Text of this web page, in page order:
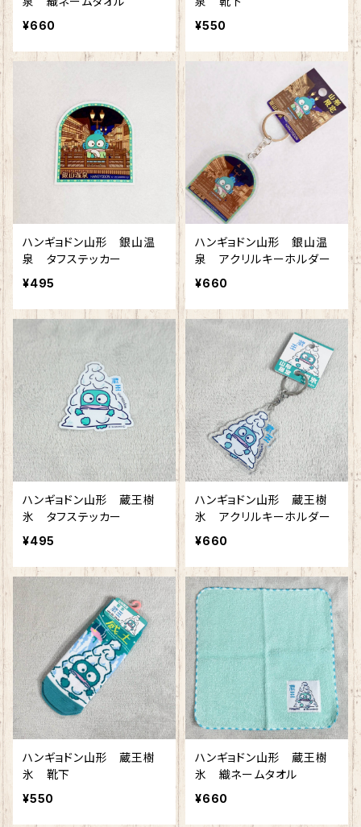
¥660
¥550
ハンギョドン山形 銀山温
泉 タフステッカー
¥495
ハンギョドン山形 銀山温
泉 アクリルキーホルダー
¥660
ハンギョドン山形 蔵王樹
氷 タフステッカー
¥495
ハンギョドン山形 蔵王樹
氷 アクリルキーホルダー
¥660
ハンギョドン山形 蔵王樹
氷 靴下
¥550
ハンギョドン山形 蔵王樹
氷 織ネームタオル
¥660